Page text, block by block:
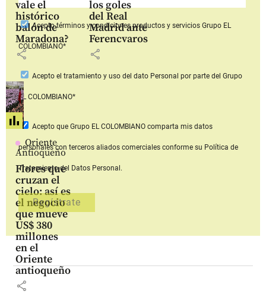
vale el
histórico
balón de
Maradona?
share
los goles
del Real
Madrid ante
Ferencvaros
share
Oriente
Antioqueño
Flores que
cruzan el
cielo: así es
el negocio
que mueve
US$ 380
millones
en el
Oriente
antioqueño
share
Aceptotérminos y condiciones productos y serviciosGrupo EL
COLOMBIANO*
Acepto el tratamiento y uso del dato Personal por parte del Grupo
EL COLOMBIANO*
Acepto que Grupo EL COLOMBIANOcomparta mis datos
personales con terceros aliados comerciales conforme su Política de
Tratamiento del Datos Personal.